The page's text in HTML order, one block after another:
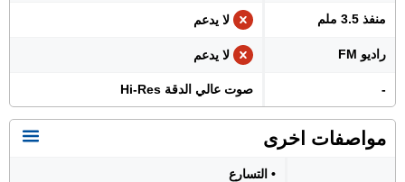
منفذ 3.5 ملم لا يدعم
راديو FM لا يدعم
- صوت عالي الدقة Hi-Res
مواصفات اخرى
• التسارع